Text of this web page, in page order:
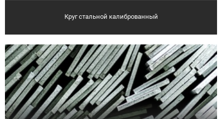
Круг стальной калиброванный